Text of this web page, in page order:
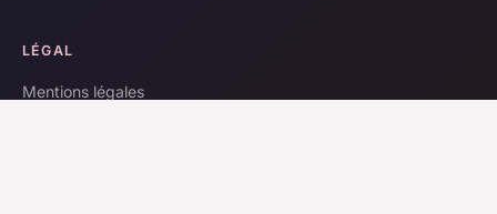
LÉGAL
Mentions légales